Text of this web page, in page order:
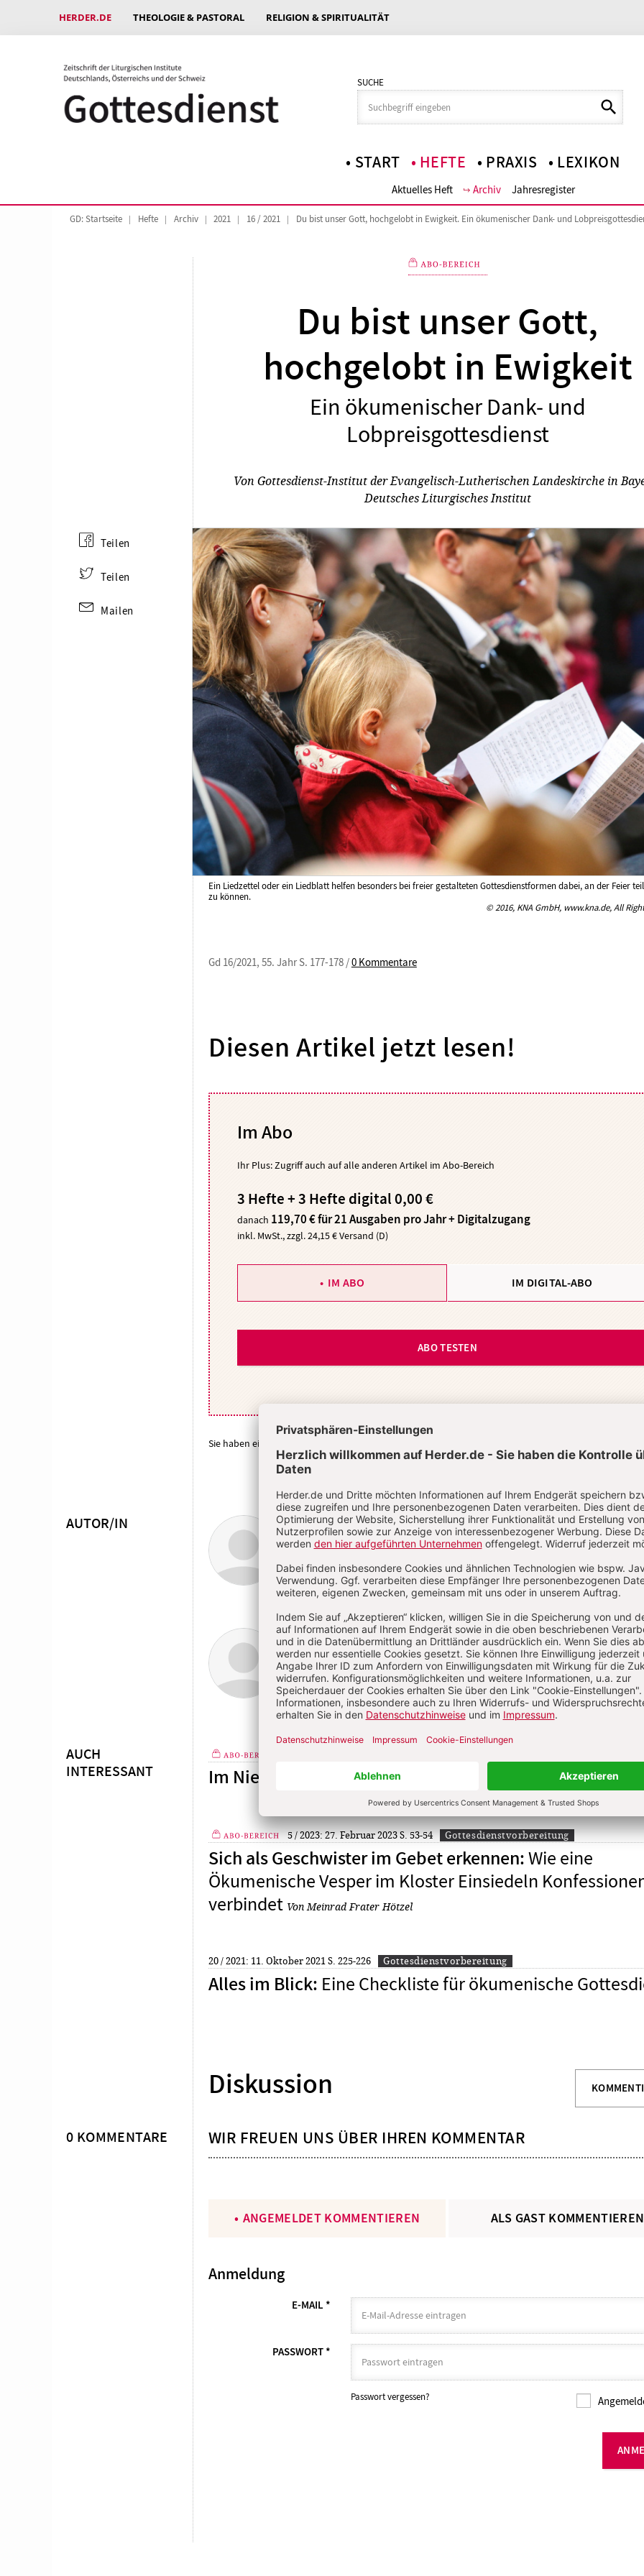
HERDER.DE THEOLOGIE & PASTORAL RELIGION & SPIRITUALITÄT
SUCHE
START HEFTE PRAXIS LEXIKON
Aktuelles Heft Archiv Jahresregister
GD: Startseite Hefte Archiv 2021 16 / 2021 Du bist unser Gott, hochgelobt in Ewigkeit. Ein ökumenischer Dank- und
Du bist unser Gott,
hochgelobt in Ewigkeit
:
Ein ökumenischer Dank- und
Lobpreisgottesdienst
Von Gottesdienst-Institut der Evangelisch-Lutherischen Landeskirche in
Deutsches Liturgisches Institut
Ein Liedzettel oder ein Liedblatt helfen besonders bei freier gestalteten Gottesdienstformen dabei, an der Feier
zu können.
© 2016, KNA GmbH, www.kna.de, All
Gd 16/2021, 55. Jahr S. 177-178 /0 Kommentare
Diesen Artikel jetzt lesen!
Im Abo
Ihr Plus: Zugriff auch auf alle anderen Artikel im Abo-Bereich
3 Hefte + 3 Hefte digital 0,00 €
danach 119,70 € für 21 Ausgaben pro Jahr + Digitalzugang
inkl. MwSt., zzgl. 24,15 € Versand (D)
IM ABO IM DIGITAL-ABO
ABO TESTEN
Sie haben ein Abonnement?
Teilen
Teilen
Mailen
Überschrift
AUTOR/IN
Gottesdienst-Institut der Evangelisch-Lutherischen
Landeskirche in Bayern
Deutsches Liturgisches Institut
AUCH
INTERESSANT
Plus
Im Niemandsland der Kirchen
Plus
5 / 2023: 27. Februar 2023S. 53-54 Gottesdienstvorbereitung
Sich als Geschwister im Gebet erkennen: Wie eine
Ökumenische Vesper im Kloster Einsiedeln
verbindet Von Meinrad Frater Hötzel
20 / 2021: 11. Oktober 2021S. 225-226 Gottesdienstvorbereitung
Alles im Blick: Eine Checkliste für ökumenische
Diskussion
0 KOMMENTARE WIR FREUEN UNS ÜBER IHREN KOMMENTAR
ANGEMELDET KOMMENTIEREN ALS GAST KOMMENTIEREN
Anmeldung
E-MAIL*
PASSWORT*
Passwort vergessen?